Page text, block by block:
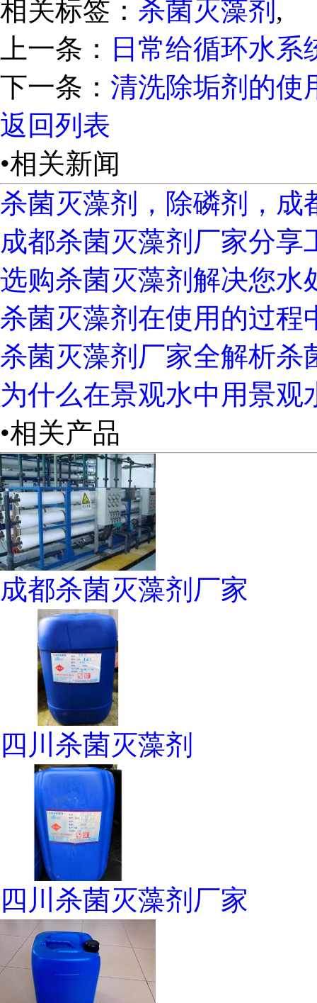
相关标签： 杀菌灭藻剂 ,
上一条：
日常给循环水
下一条： 清洗除垢剂的使
返回列表
•相关新闻
杀菌灭藻剂，除磷剂，成
成都杀菌灭藻剂厂家分享
选购杀菌灭藻剂解决您水
杀菌灭藻剂在使用的过
杀菌灭藻剂厂家全解析杀
为什么在景观水中用景观
•相关产品
成都杀菌灭藻剂厂家
四川杀菌灭藻剂
四川杀菌灭藻剂厂家